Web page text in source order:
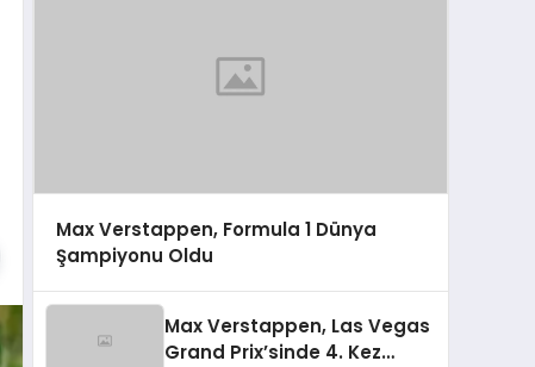
Max Verstappen, Formula 1 Dünya
Şampiyonu Oldu
Max Verstappen, Las Vegas
Grand Prix’sinde 4. Kez